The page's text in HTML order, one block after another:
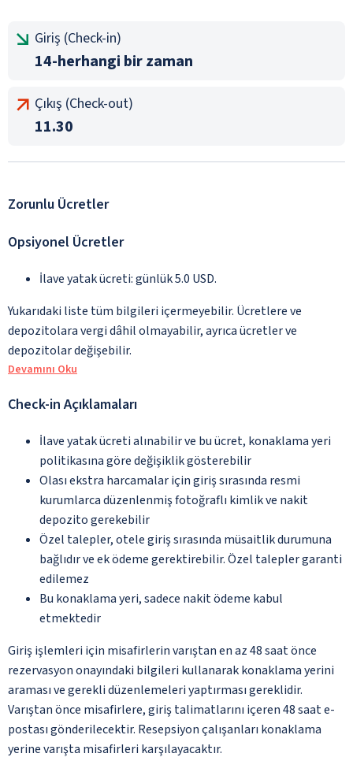
Giriş (Check-in)
14-herhangi bir zaman
Çıkış (Check-out)
11.30
Zorunlu Ücretler
Opsiyonel Ücretler
İlave yatak ücreti: günlük 5.0 USD.
Yukarıdaki liste tüm bilgileri içermeyebilir. Ücretlere ve
depozitolara vergi dâhil olmayabilir, ayrıca ücretler ve
depozitolar değişebilir.
Devamını Oku
Check-in Açıklamaları
İlave yatak ücreti alınabilir ve bu ücret, konaklama yeri
politikasına göre değişiklik gösterebilir
Olası ekstra harcamalar için giriş sırasında resmi
kurumlarca düzenlenmiş fotoğraflı kimlik ve nakit
depozito gerekebilir
Özel talepler, otele giriş sırasında müsaitlik durumuna
bağlıdır ve ek ödeme gerektirebilir. Özel talepler garanti
edilemez
Bu konaklama yeri, sadece nakit ödeme kabul
etmektedir
Giriş işlemleri için misafirlerin varıştan en az 48 saat önce
rezervasyon onayındaki bilgileri kullanarak konaklama yerini
araması ve gerekli düzenlemeleri yaptırması gereklidir.
Varıştan önce misafirlere, giriş talimatlarını içeren 48 saat e-
postası gönderilecektir. Resepsiyon çalışanları konaklama
yerine varışta misafirleri karşılayacaktır.